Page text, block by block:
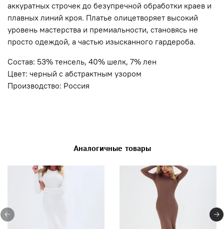
аккуратных строчек до безупречной обработки краев и
плавных линий кроя. Платье олицетворяет высокий
уровень мастерства и премиальности, становясь не
просто одеждой, а частью изысканного гардероба.
Состав: 53% тенсель, 40% шелк, 7% лен
Цвет: черный с абстрактным узором
Производство: Россия
Аналогичные товары